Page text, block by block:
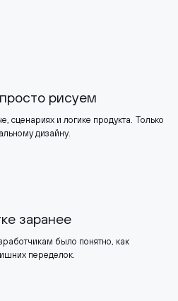
рисуем
сценариях и логике продукта. Только
дизайну.
заранее
было понятно, как
переделок.